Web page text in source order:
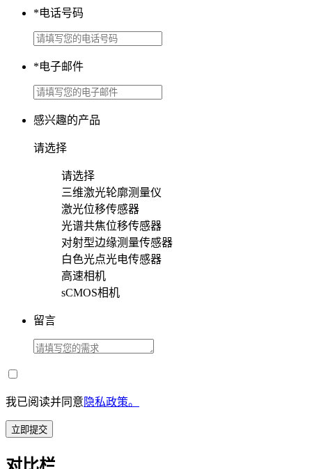
*电话号码
*电子邮件
感兴趣的产品
请选择
请选择
三维激光轮廓测量仪
激光位移传感器
光谱共焦位移传感器
对射型边缘测量传感器
白色光点光电传感器
高速相机
sCMOS相机
留言
我已阅读并同意 隐私政策。
立即提交
对比栏